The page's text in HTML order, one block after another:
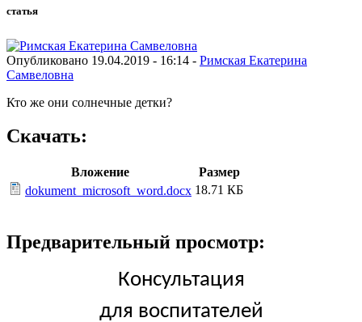
статья
Опубликовано 19.04.2019 - 16:14 - Римская Екатерина
Самвеловна
Кто же они солнечные детки?
Скачать:
Вложение
Размер
dokument_microsoft_word.docx 18.71 КБ
Предварительный просмотр:
Консультация
для воспитателей